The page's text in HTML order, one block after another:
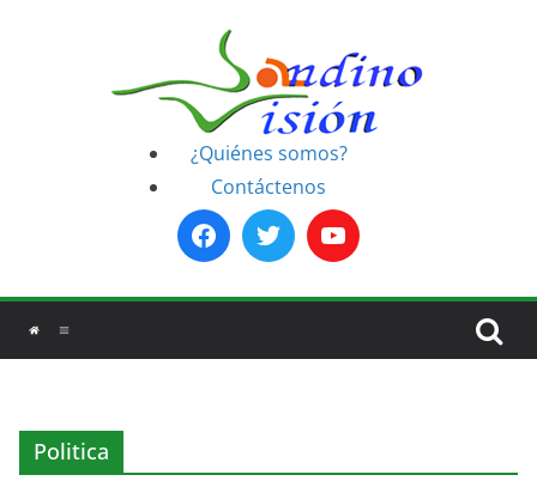
¿Quiénes somos?
Contáctenos
Politica